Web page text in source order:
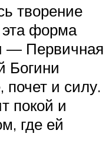
творение
форма
— Первичная
Богини
почет и силу.
покой и
где ей